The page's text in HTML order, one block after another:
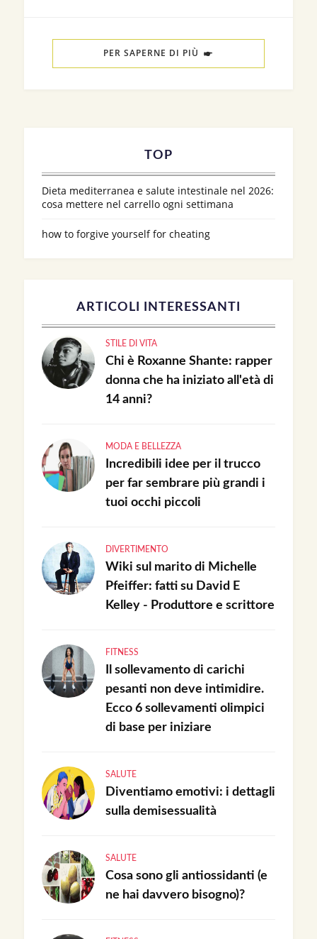
PER SAPERNE DI PIÙ
TOP
Dieta mediterranea e salute intestinale nel 2026:
cosa mettere nel carrello ogni settimana
how to forgive yourself for cheating
ARTICOLI INTERESSANTI
STILE DI VITA
Chi è Roxanne Shante: rapper
donna che ha iniziato all'età di
14 anni?
MODA E BELLEZZA
Incredibili idee per il trucco
per far sembrare più grandi i
tuoi occhi piccoli
DIVERTIMENTO
Wiki sul marito di Michelle
Pfeiffer: fatti su David E
Kelley - Produttore e scrittore
FITNESS
Il sollevamento di carichi
pesanti non deve intimidire.
Ecco 6 sollevamenti olimpici
di base per iniziare
SALUTE
Diventiamo emotivi: i dettagli
sulla demisessualità
SALUTE
Cosa sono gli antiossidanti (e
ne hai davvero bisogno)?